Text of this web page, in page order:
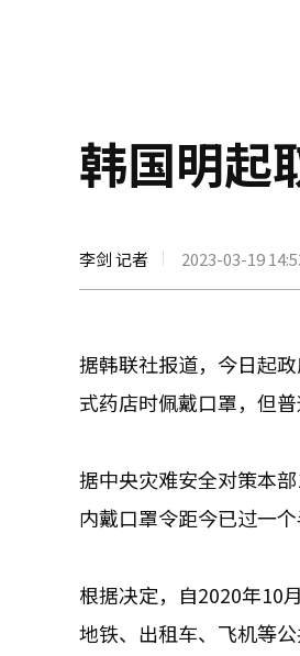
韩国明起
李剑 记者 2023-03-19
据韩联社报道，今日起
式药店时佩戴口罩，但普
据中央灾难安全对策本
内戴口罩令距今已过一
根据决定，自2020年10
地铁、出租车、飞机等